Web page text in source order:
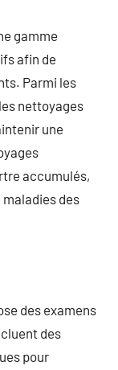
gamme
afin de
Parmi les
nettoyages
une
accumulés,
des
des examens
des
pour